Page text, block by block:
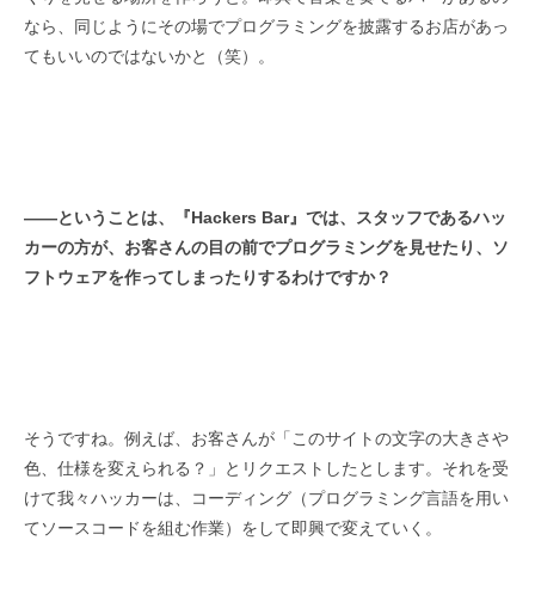
なら、同じようにその場でプログラミングを披露するお店があっ
てもいいのではないかと（笑）。
――ということは、 『Hackers Bar』では、スタッフであるハッ
カーの方が、お客さんの目の前でプログラミングを見せたり、ソ
フトウェアを作ってしまったりするわけですか？
そうですね。例えば、お客さんが「このサイトの文字の大きさや
色、仕様を変えられる？」とリクエストしたとします。それを受
けて我々ハッカーは、コーディング（プログラミング言語を用い
てソースコードを組む作業）をして即興で変えていく。